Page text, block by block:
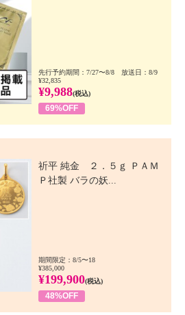
先行予約期間：7/27〜8/8 放送日：8/9
¥32,835
¥9,988(税込)
69%OFF
祈平 純金 ２．５ｇ ＰＡＭ
Ｐ社製 バラの妖...
期間限定：8/5〜18
¥385,000
¥199,900(税込)
48%OFF